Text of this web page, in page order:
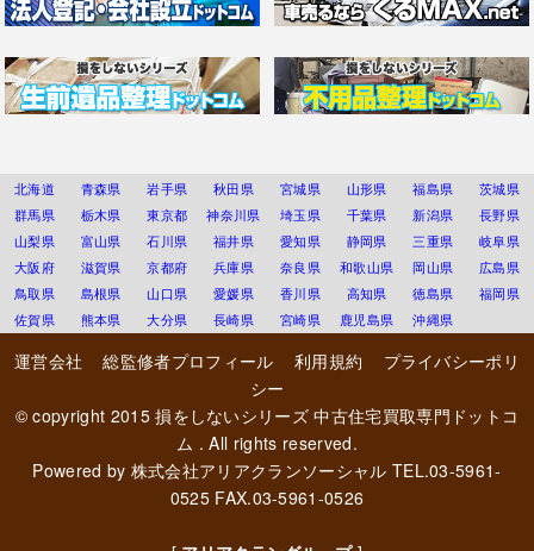
北海道 青森県 岩手県 秋田県 宮城県 山形県 福島県
茨城県
群馬県
栃木県 東京都 神奈川県 埼玉県 千葉県 新潟県
長野県
山梨県
富山県 石川県 福井県 愛知県 静岡県 三重県
岐阜県
大阪府
滋賀県 京都府 兵庫県 奈良県 和歌山県 岡山県
広島県
鳥取県
島根県 山口県 愛媛県 香川県 高知県 徳島県
福岡県
佐賀県
熊本県 大分県 長崎県 宮崎県 鹿児島県 沖縄県
運営会社 総監修者プロフィール 利用規約
プライバシーポリ
シー
© copyright 2015損をしないシリーズ 中古住宅買取専門ドットコ
ム . All rights reserved.
Powered by 株式会社アリアクランソーシャル TEL.03-5961-
0525 FAX.03-5961-0526